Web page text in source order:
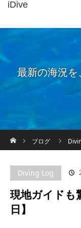
iDive
最新の海況
ブログ
Diving Log
現地ガイドも
日】